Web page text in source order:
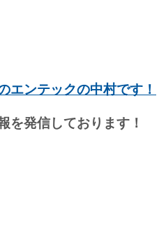
エンテックの中村です！
を発信しております！